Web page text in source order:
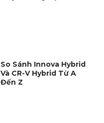
So Sánh Innova Hybrid
Và CR-V Hybrid Từ A
Đến Z